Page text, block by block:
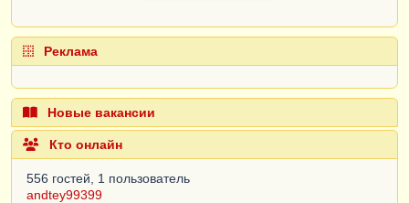
Реклама
Новые вакансии
Кто онлайн
556 гостей, 1 пользователь
andtey99399